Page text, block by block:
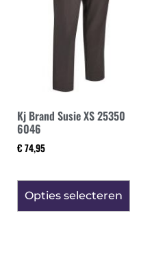
Kj Brand Susie XS 25350
6046
€ 74,95
Opties selecteren